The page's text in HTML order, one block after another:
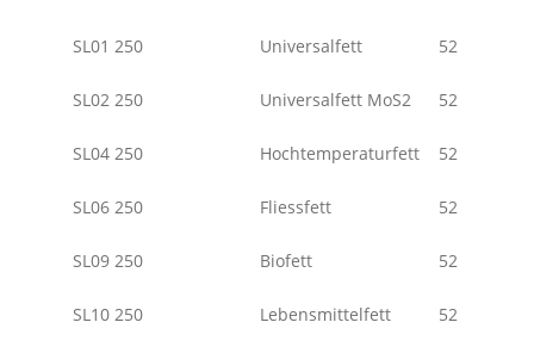
SL01 250 Universalfett 52
SL02 250 Universalfett MoS2 52
SL04 250 Hochtemperaturfett 52
SL06 250 Fliessfett 52
SL09 250 Biofett 52
SL10 250 Lebensmittelfett 52